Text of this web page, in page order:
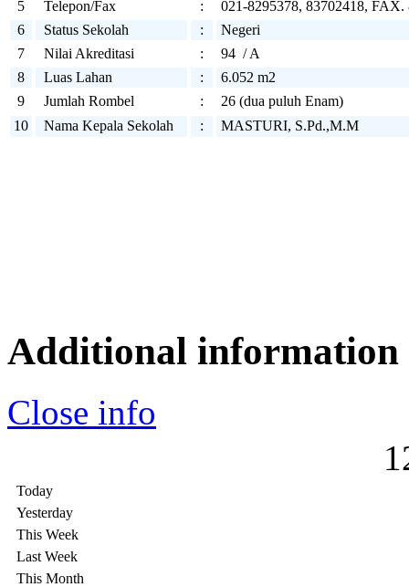
5 Telepon/Fax :
021-8295378, 83702418, FAX.
6
Status Sekolah :
Negeri
7
Nilai Akreditasi :
94 / A
8
Luas Lahan :
6.052 m2
9
Jumlah Rombel :
26 (dua puluh Enam)
10
Nama Kepala Sekolah : MASTURI, S.Pd.,M.M
Additional information
Close info
1
Today
Yesterday
This Week
Last Week
This Month